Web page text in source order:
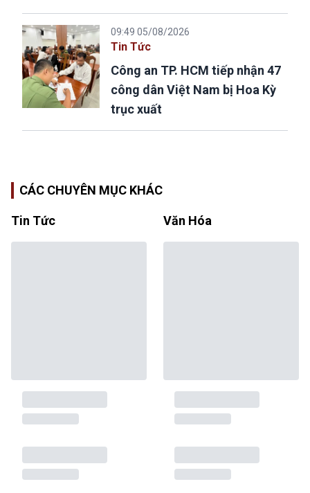
09:49 05/08/2026
Tin Tức
Công an TP. HCM tiếp nhận 47
công dân Việt Nam bị Hoa Kỳ
trục xuất
CÁC CHUYÊN MỤC KHÁC
Tin Tức Văn Hóa